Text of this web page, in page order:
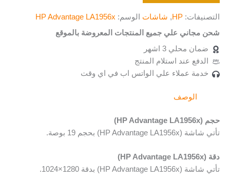
التصنيفات: HP
, شاشات الوسم: HP Advantage LA1956x
شحن مجاني علي جميع المنتجات المعروضة بالموقع
ضمان محلي 3 اشهر
الدفع عند استلام المنتج
خدمة عملاء علي الواتس اب في اي وقت
الوصف
حجم (HP Advantage LA1956x)
تأتي شاشة (HP Advantage LA1956x) بحجم 19 بوصة.
دقة (HP Advantage LA1956x)
تأتي شاشة (HP Advantage LA1956x) بدقة 1280×1024.